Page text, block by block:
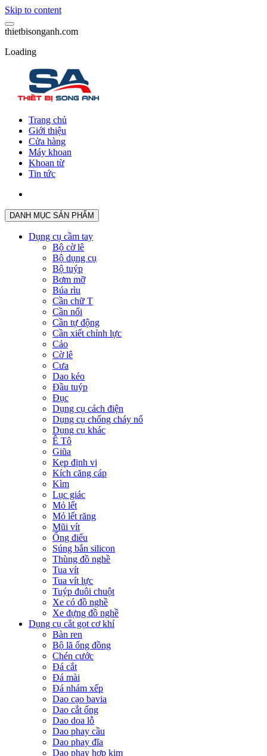
Skip to content
thietbisonganh.com
Loading
Trang chủ
Giới thiệu
Cửa hàng
Máy khoan
Khoan từ
Tin tức
DANH MỤC SẢN PHẨM
Dụng cụ cầm tay
Bộ cờ lê
Bộ dụng cụ
Bộ tuýp
Bơm mỡ
Búa rìu
Cần chữ T
Cần nối
Cần tự động
Cần xiết chỉnh lực
Cảo
Cờ lê
Cưa
Dao kéo
Đầu tuýp
Đục
Dụng cụ cách điện
Dụng cụ chống cháy nổ
Dụng cụ khác
Ê Tô
Giũa
Kẹp định vị
Kích căng cáp
Kìm
Lục giác
Mỏ lết
Mỏ lết răng
Mũi vít
Ống điếu
Súng bắn silicon
Thùng đồ nghề
Tua vít
Tua vít lực
Tuýp đuôi chuột
Xe có đồ nghề
Xe đựng đồ nghề
Dụng cụ cắt gọt cơ khí
Bàn ren
Bộ lã ống đồng
Chén cước
Đá cắt
Đá mài
Đá nhám xếp
Dao cạo bavia
Dao cắt ống
Dao doa lỗ
Dao phay cầu
Dao phay đĩa
Dao phay hợp kim